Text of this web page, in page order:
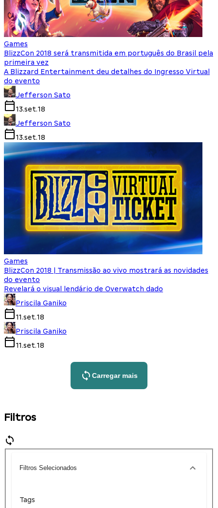
Games
BlizzCon 2018 será transmitida em português do Brasil pela
primeira vez
A Blizzard Entertainment deu detalhes do Ingresso Virtual
do evento
Jefferson Sato
13.set.18
Jefferson Sato
13.set.18
Games
BlizzCon 2018 | Transmissão ao vivo mostrará as novidades
do evento
Revelará o visual lendário de Overwatch dado
Priscila Ganiko
11.set.18
Priscila Ganiko
11.set.18
Carregar mais
Filtros
Filtros Selecionados
Tags